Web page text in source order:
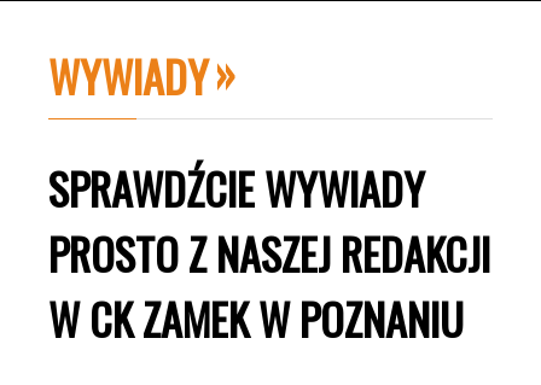
WYWIADY
SPRAWDŹCIE WYWIADY
PROSTO Z NASZEJ REDAKCJI
W CK ZAMEK W POZNANIU